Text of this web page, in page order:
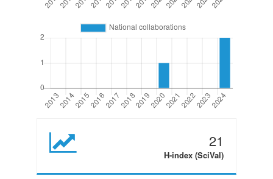
21
H-index (SciVal)